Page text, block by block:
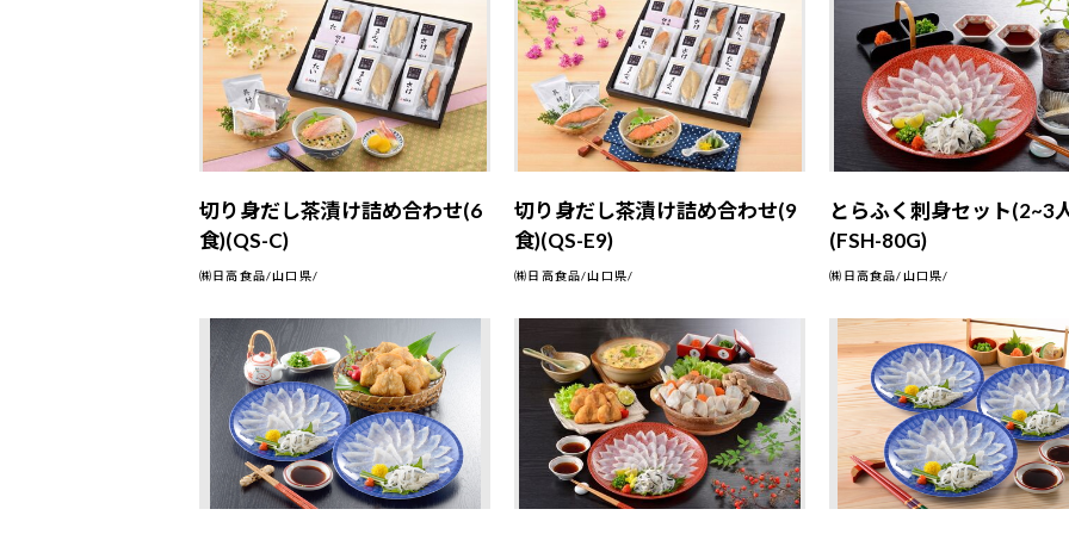
切り身だし茶漬け詰め合わせ(6
食)(QS-C)
㈱日高食品/山口県/
切り身だし茶漬け詰め合わせ(9
食)(QS-E9)
㈱日高食品/山口県/
とらふく刺身セット(2~3
(FSH-80G)
㈱日高食品/山口県/